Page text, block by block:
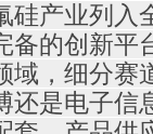
硅产业列入
备的创新平
域，细分赛
还是电子信